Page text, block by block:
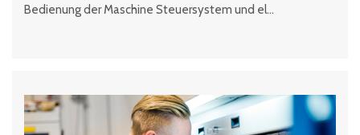
Bedienung der Maschine Steuersystem und el...